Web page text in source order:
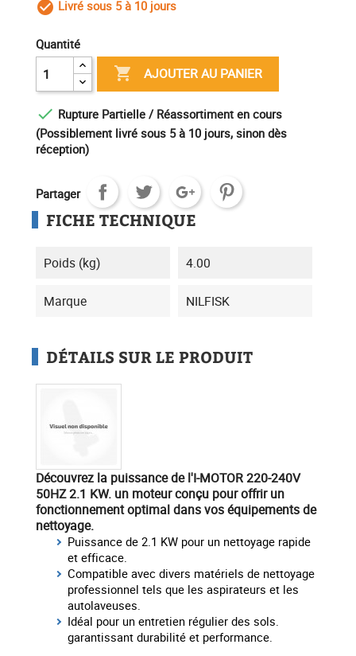
check_circle_outline
Livré sous 5 à 10 jours
Quantité
 AJOUTER AU PANIER
 Rupture Partielle / Réassortiment en cours
(Possiblement livré sous 5 à 10 jours, sinon dès
réception)
Partager
FICHE TECHNIQUE
Poids (kg) 4.00
Marque NILFISK
DÉTAILS SUR LE PRODUIT
Découvrez la puissance de l'I-MOTOR 220-240V
50HZ 2.1 KW. un moteur conçu pour offrir un
fonctionnement optimal dans vos équipements de
nettoyage.
Puissance de 2.1 KW pour un nettoyage rapide
et efficace.
Compatible avec divers matériels de nettoyage
professionnel tels que les aspirateurs et les
autolaveuses.
Idéal pour un entretien régulier des sols.
garantissant durabilité et performance.